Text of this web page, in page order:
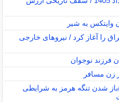
وایتکس به شیر
را آغاز کرد / نیروهای خارجی
نوجوان
زن مسافر
باز شدن تنگه هرمز به شرایطی